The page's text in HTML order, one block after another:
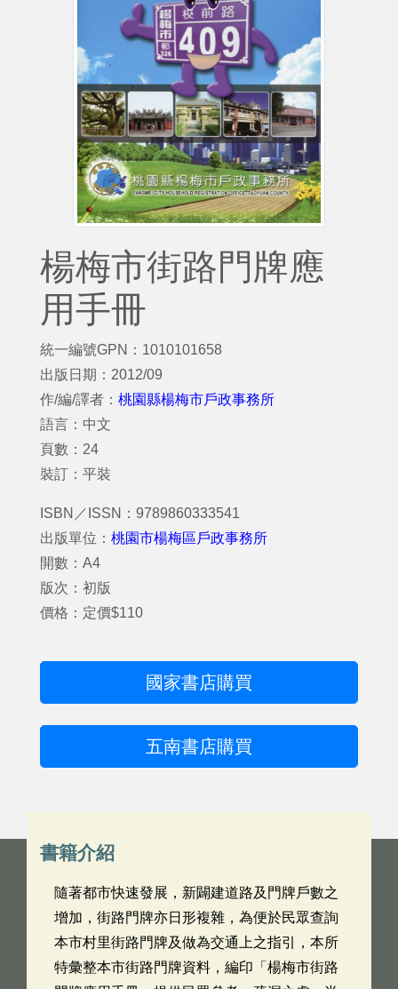
楊梅市街路門牌應
用手冊
統一編號GPN：1010101658
出版日期：2012/09
作/編/譯者： 桃園縣楊梅市戶政事務所
語言：中文
頁數：24
裝訂：平裝
ISBN／ISSN：9789860333541
出版單位： 桃園市楊梅區戶政事務所
開數：A4
版次：初版
價格：定價$110
國家書店購買
五南書店購買
書籍介紹
隨著都市快速發展，新闢建道路及門牌戶數之
增加，街路門牌亦日形複雜，為便於民眾查詢
本市村里街路門牌及做為交通上之指引，本所
特彙整本市街路門牌資料，編印「楊梅市街路